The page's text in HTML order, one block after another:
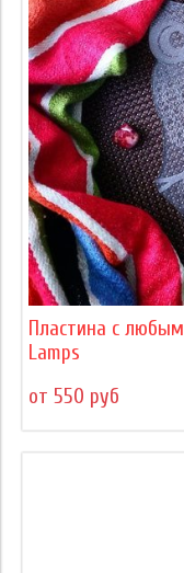
Пластина с
Lamps
от 550 руб